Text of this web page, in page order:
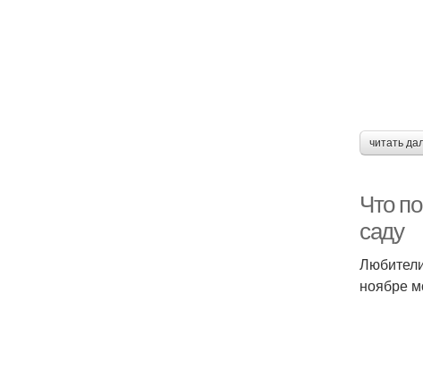
читать
Что
саду
ноябре